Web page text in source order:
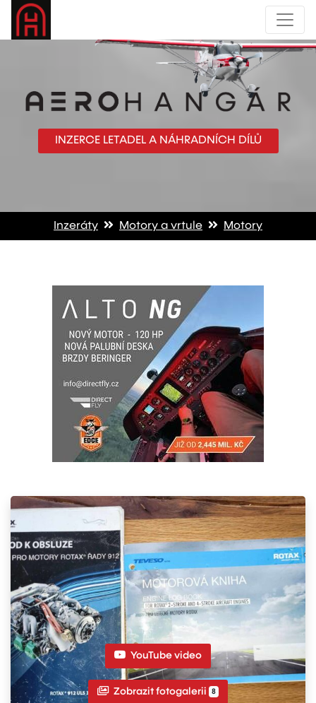
INZERCE LETADEL A NÁHRADNÍCH DÍLŮ
Inzeráty Motory a vrtule Motory
YouTube video
Zobrazit fotogalerii 8